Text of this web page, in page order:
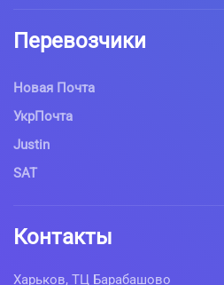
Перевозчики
Новая Почта
УкрПочта
Justin
SAT
Контакты
Харьков, ТЦ Барабашово